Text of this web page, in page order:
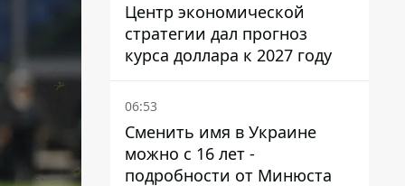
Центр экономической
стратегии дал прогноз
курса доллара к 2027 году
06:53
Сменить имя в Украине
можно с 16 лет -
подробности от Минюста